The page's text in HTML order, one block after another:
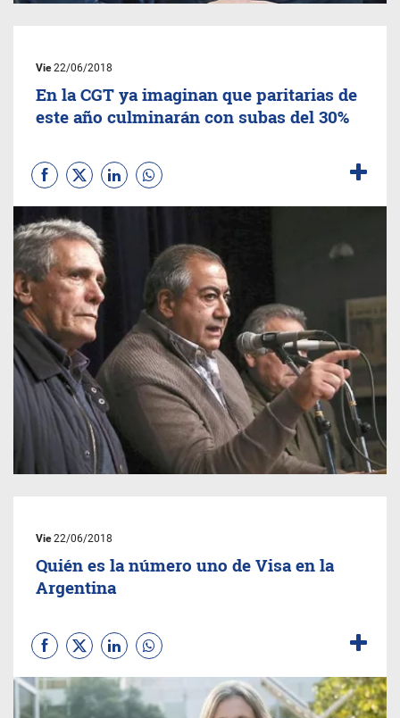
Vie22/06/2018
En la CGT ya imaginan que paritarias de
este año culminarán con subas del 30%
Vie22/06/2018
Quién es la número uno de Visa en la
Argentina